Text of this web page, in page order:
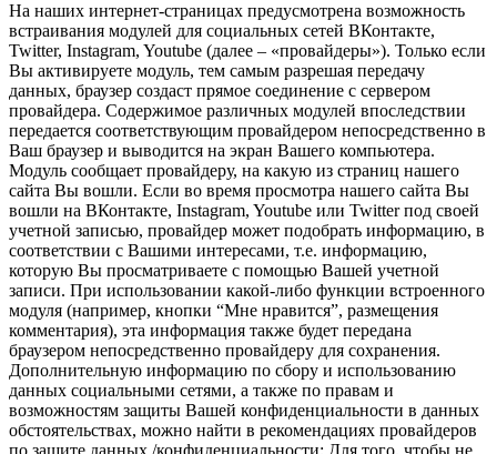
На наших интернет-страницах предусмотрена возможность
встраивания модулей для социальных сетей ВКонтакте,
Twitter, Instagram, Youtube (далее – «провайдеры»). Только если
Вы активируете модуль, тем самым разрешая передачу
данных, браузер создаст прямое соединение с сервером
провайдера. Содержимое различных модулей впоследствии
передается соответствующим провайдером непосредственно в
Ваш браузер и выводится на экран Вашего компьютера.
Модуль сообщает провайдеру, на какую из страниц нашего
сайта Вы вошли. Если во время просмотра нашего сайта Вы
вошли на ВКонтакте, Instagram, Youtube или Twitter под своей
учетной записью, провайдер может подобрать информацию, в
соответствии с Вашими интересами, т.е. информацию,
которую Вы просматриваете с помощью Вашей учетной
записи. При использовании какой-либо функции встроенного
модуля (например, кнопки “Мне нравится”, размещения
комментария), эта информация также будет передана
браузером непосредственно провайдеру для сохранения.
Дополнительную информацию по сбору и использованию
данных социальными сетями, а также по правам и
возможностям защиты Вашей конфиденциальности в данных
обстоятельствах, можно найти в рекомендациях провайдеров